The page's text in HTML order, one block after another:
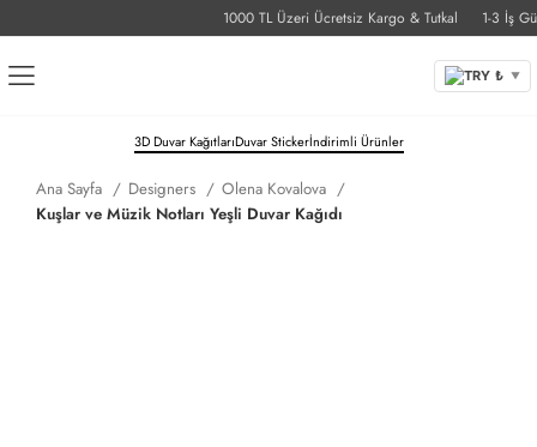
1000 TL Üzeri Ücretsiz Kargo & Tutkal 1-3 İş
TRY ₺ ▼
3D Duvar KağıtlarıDuvar Stickerİndirimli Ürünler
Ana Sayfa Designers
Olena Kovalova
Kuşlar ve Müzik Notları Yeşli Duvar Kağıdı